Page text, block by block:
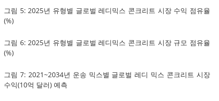
그림 5: 2025년 유형별 글로벌 레디믹스 콘크리트 시장 수익 점유율
(%)
그림 6: 2025년 유형별 글로벌 레디믹스 콘크리트 시장 규모 점유율
(%)
그림 7: 2021~2034년 운송 믹스별 글로벌 레디 믹스 콘크리트 시장
수익(10억 달러) 예측